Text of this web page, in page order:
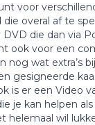
voor
die overal af te
DVD die dan via
ook voor een
nog wat extra’s
gesigneerde
is er een Video
je kan helpen
helemaal wil